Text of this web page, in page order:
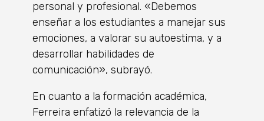
personal y profesional. «Debemos
enseñar a los estudiantes a manejar sus
emociones, a valorar su autoestima, y a
desarrollar habilidades de
comunicación», subrayó.
En cuanto a la formación académica,
Ferreira enfatizó la relevancia de la